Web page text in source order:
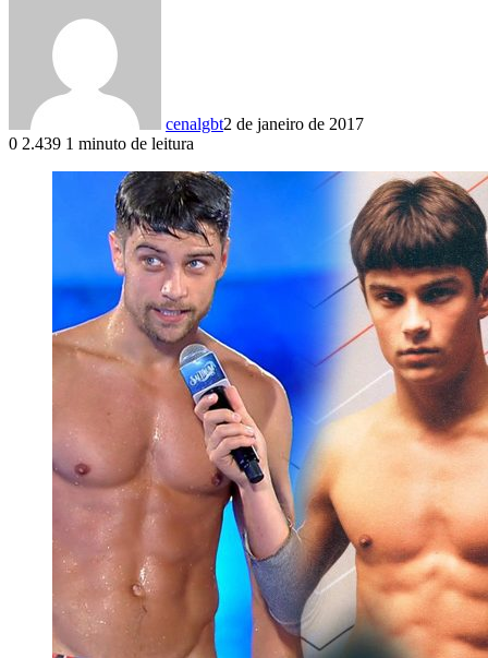
cenalgbt2 de janeiro de 2017
0 2.439 1 minuto de leitura